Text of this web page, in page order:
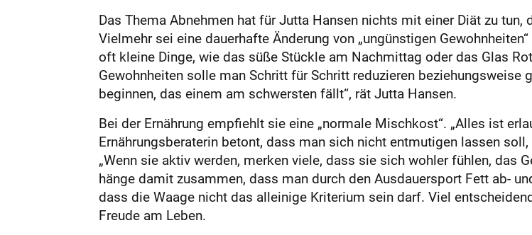
Das Thema Abnehmen hat für Jutta Hansen nichts mit einer Diät zu
Vielmehr sei eine dauerhafte Änderung von „ungünstigen
oft kleine Dinge, wie das süße Stückle am Nachmittag oder das Glas
Gewohnheiten solle man Schritt für Schritt reduzieren
beginnen, das einem am schwersten fällt“, rät Jutta Hansen.
Bei der Ernährung empfiehlt sie eine „normale Mischkost“. „Alles ist
Ernährungsberaterin betont, dass man sich nicht entmutigen lassen
„Wenn sie aktiv werden, merken viele, dass sie sich wohler fühlen, das
hänge damit zusammen, dass man durch den Ausdauersport Fett ab-
dass die Waage nicht das alleinige Kriterium sein darf. Viel
Freude am Leben.